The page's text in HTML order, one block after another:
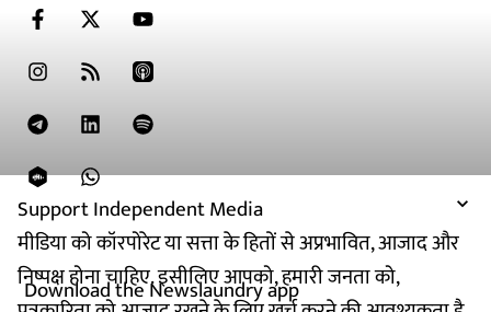
Support Independent Media
मीडिया को कॉरपोरेट या सत्ता के हितों से अप्रभावित, आजाद और
निष्पक्ष होना चाहिए. इसीलिए आपको, हमारी जनता को,
Download the Newslaundry app